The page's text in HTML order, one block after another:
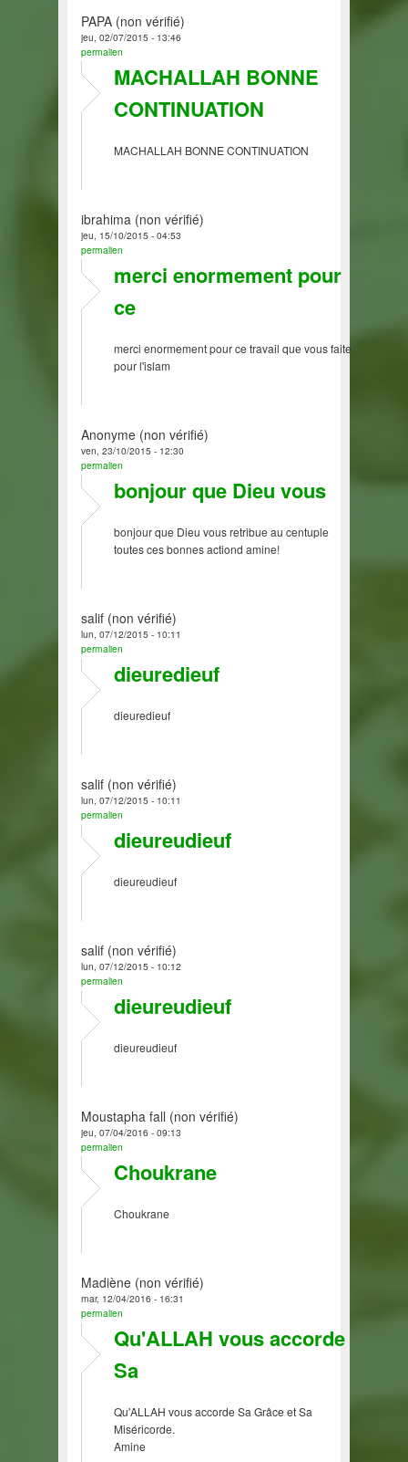
PAPA (non vérifié)
jeu, 02/07/2015 - 13:46
permalien
MACHALLAH BONNE
CONTINUATION
MACHALLAH BONNE CONTINUATION
ibrahima (non vérifié)
jeu, 15/10/2015 - 04:53
permalien
merci enormement pour
ce
merci enormement pour ce travail que vous faite
pour l'islam
Anonyme (non vérifié)
ven, 23/10/2015 - 12:30
permalien
bonjour que Dieu vous
bonjour que Dieu vous retribue au centuple
toutes ces bonnes actiond amine!
salif (non vérifié)
lun, 07/12/2015 - 10:11
permalien
dieuredieuf
dieuredieuf
salif (non vérifié)
lun, 07/12/2015 - 10:11
permalien
dieureudieuf
dieureudieuf
salif (non vérifié)
lun, 07/12/2015 - 10:12
permalien
dieureudieuf
dieureudieuf
Moustapha fall (non vérifié)
jeu, 07/04/2016 - 09:13
permalien
Choukrane
Choukrane
Madiène (non vérifié)
mar, 12/04/2016 - 16:31
permalien
Qu'ALLAH vous accorde
Sa
Qu'ALLAH vous accorde Sa Grâce et Sa
Miséricorde.
Amine